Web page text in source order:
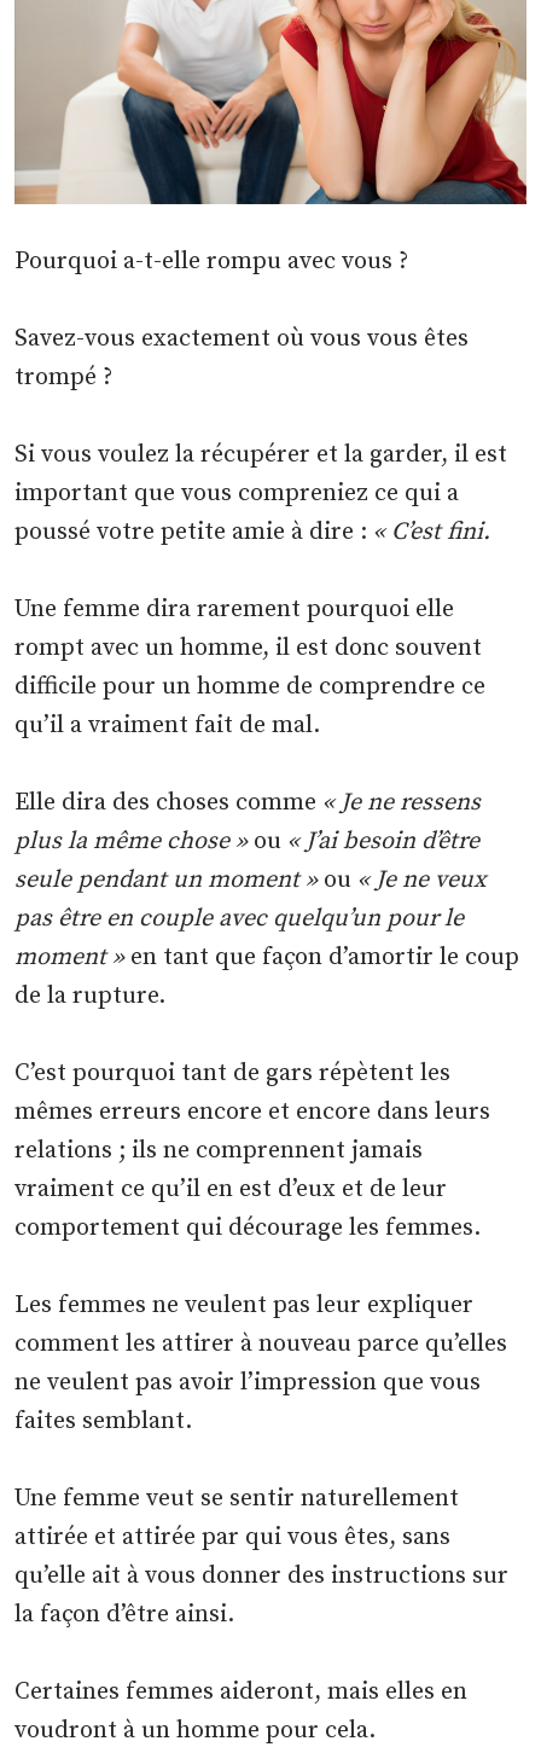
Pourquoi a-t-elle rompu avec vous ?
Savez-vous exactement où vous vous êtes
trompé ?
Si vous voulez la récupérer et la garder, il est
important que vous compreniez ce qui a
poussé votre petite amie à dire : « C’est fini.
Une femme dira rarement pourquoi elle
rompt avec un homme, il est donc souvent
difficile pour un homme de comprendre ce
qu’il a vraiment fait de mal.
Elle dira des choses comme « Je ne ressens
plus la même chose »ou « J’ai besoin d’être
seule pendant un moment »ou « Je ne veux
pas être en couple avec quelqu’un pour le
moment »en tant que façon d’amortir le coup
de la rupture.
C’est pourquoi tant de gars répètent les
mêmes erreurs encore et encore dans leurs
relations ; ils ne comprennent jamais
vraiment ce qu’il en est d’eux et de leur
comportement qui décourage les femmes.
Les femmes ne veulent pas leur expliquer
comment les attirer à nouveau parce qu’elles
ne veulent pas avoir l’impression que vous
faites semblant.
Une femme veut se sentir naturellement
attirée et attirée par qui vous êtes, sans
qu’elle ait à vous donner des instructions sur
la façon d’être ainsi.
Certaines femmes aideront, mais elles en
voudront à un homme pour cela.